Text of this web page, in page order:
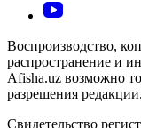
Воспроизводство,
распространение и
Afisha.uz возможно
разрешения редакции.
Свидетельство